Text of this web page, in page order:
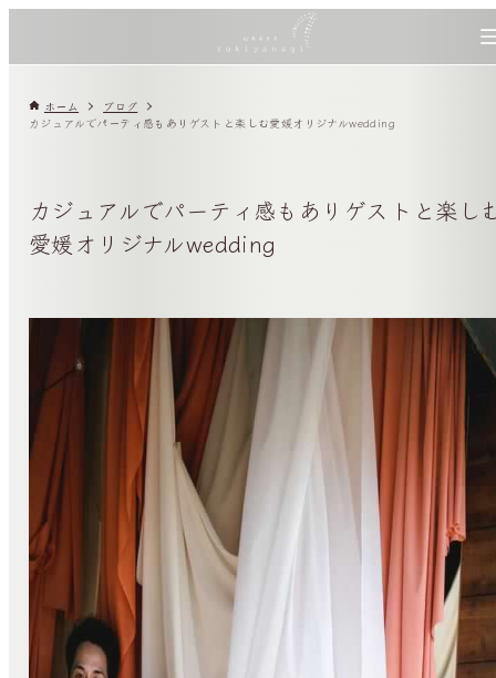
ホーム
ブログ
カジュアルでパーティ感もありゲストと楽しむ愛媛オリジナルwedding
カジュアルでパーティ感もありゲストと楽し
愛媛オリジナルwedding